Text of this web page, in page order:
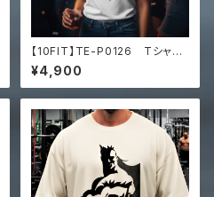
【10FIT】TE-P0126 Tシャ
ツ 筋トレ トレーニング
白 Men’s premium heavy
weight tee
¥4,900